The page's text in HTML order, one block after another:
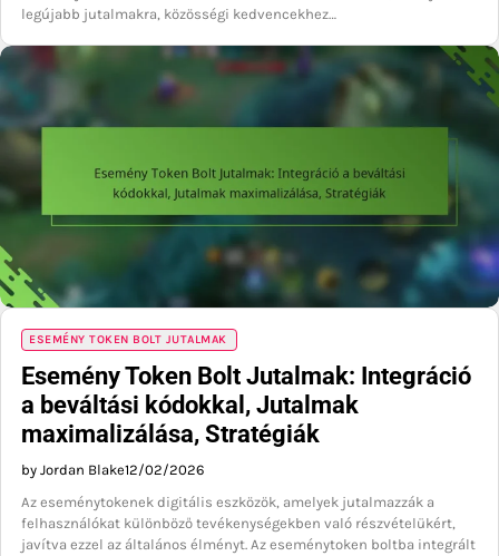
legújabb jutalmakra, közösségi kedvencekhez…
ESEMÉNY TOKEN BOLT JUTALMAK
Esemény Token Bolt Jutalmak: Integráció
a beváltási kódokkal, Jutalmak
maximalizálása, Stratégiák
by Jordan Blake12/02/2026
Az eseménytokenek digitális eszközök, amelyek jutalmazzák a
felhasználókat különböző tevékenységekben való részvételükért,
javítva ezzel az általános élményt. Az eseménytoken boltba integrált